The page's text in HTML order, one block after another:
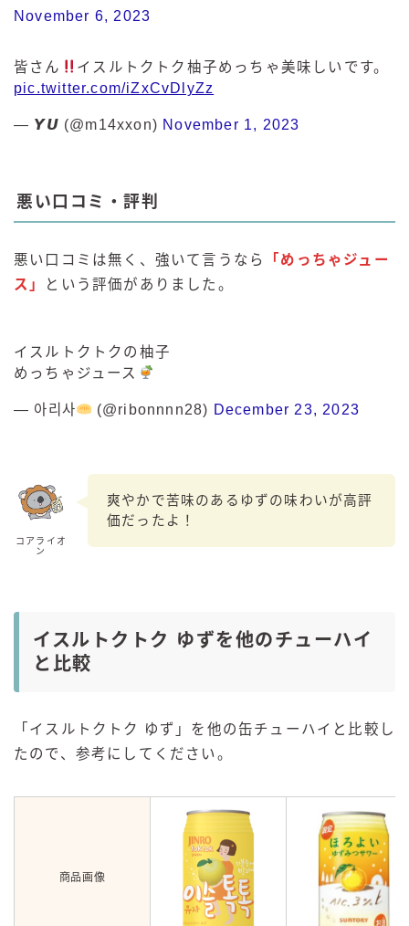
November 6, 2023
皆さん
イスルトクトク柚子めっちゃ美味しいです。
pic.twitter.com/iZxCvDlyZz
— 𝙔𝙐 (@m14xxon) November 1, 2023
悪い口コミ・評判
悪い口コミは無く、強いて言うなら
「めっちゃジュー
ス」
という評価がありました。
イスルトクトクの柚子
めっちゃジュース
— 아리사 (@ribonnnn28) December 23, 2023
コアライオ
ン
爽やかで苦味のあるゆずの味わいが高評
価だったよ！
イスルトクトク ゆずを他のチューハイ
と比較
「 イスルトクトク ゆず」を他の缶チューハイと比較し
たので、参考にしてください。
商品画像